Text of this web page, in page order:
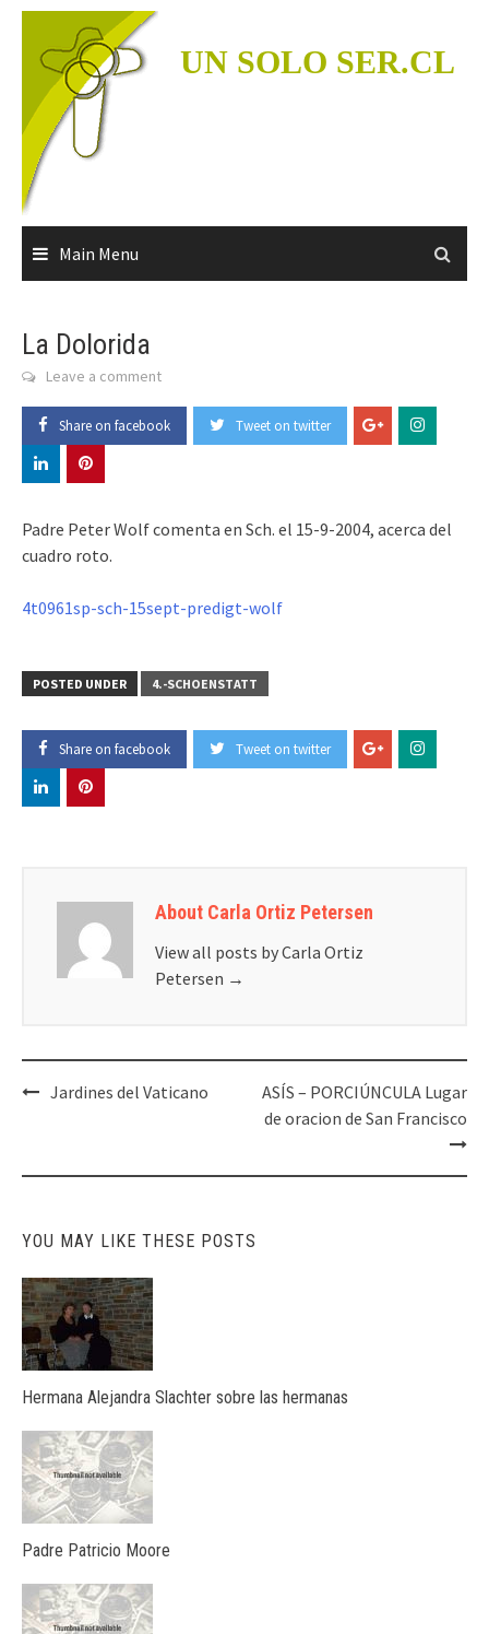
Skip
content
UN SOLO SER.CL
Main Menu
La Dolorida
Leave a comment
Share on facebook Tweet on twitter
Padre Peter Wolf comenta en Sch. el 15-9-2004, acerca del
cuadro roto.
4t0961sp-sch-15sept-predigt-wolf
POSTED UNDER 4.-SCHOENSTATT
Share on facebook Tweet on twitter
About Carla Ortiz Petersen
View all posts by Carla Ortiz
Petersen →
PostJardines del Vaticano
ASÍS – PORCIÚNCULA Lugar
de oracion de San Francisco
YOU MAY LIKE THESE POSTS
Hermana Alejandra Slachter sobre las hermanas
Padre Patricio Moore